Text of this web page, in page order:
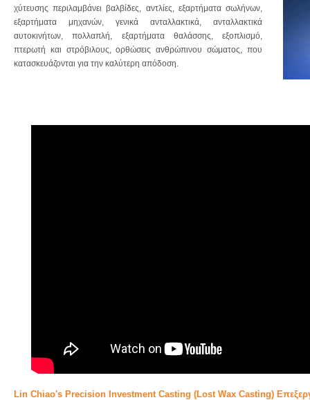
χύτευσης περιλαμβάνει βαλβίδες, αντλίες, εξαρτήματα σωλήνων,
εξαρτήματα μηχανών, γενικά ανταλλακτικά, ανταλλακτικά
αυτοκινήτων, πολλαπλή, εξαρτήματα θαλάσσης, εξοπλισμό,
πτερωτή και στρόβιλους, ορθώσεις ανθρώπινου σώματος, που
κατασκευάζονται για την καλύτερη απόδοση.
Lin Chiao's Precision Investment Casting (Lost Wax Casting)